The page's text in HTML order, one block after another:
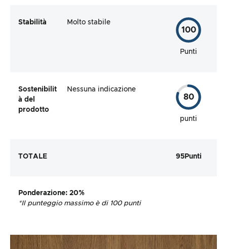
Stabilità Molto stabile
100
Punti
Sostenibilit
à del
prodotto
Nessuna indicazione
80
punti
TOTALE 95Punti
Ponderazione: 20%
*Il punteggio massimo è di 100 punti